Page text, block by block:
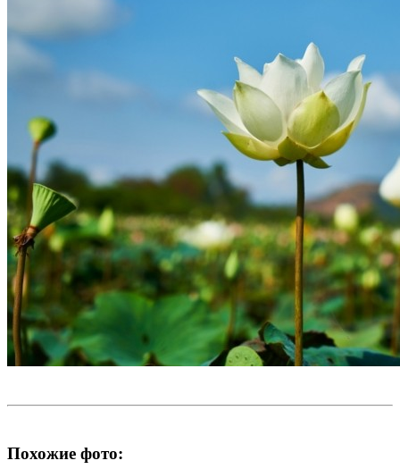
Похожие фото: